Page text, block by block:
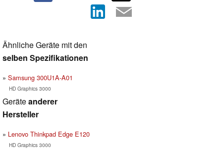
Ähnliche Geräte mit den
selben Spezifikationen
Samsung 300U1A-A01
HD Graphics 3000
Geräteanderer
Hersteller
Lenovo Thinkpad Edge E120
HD Graphics 3000